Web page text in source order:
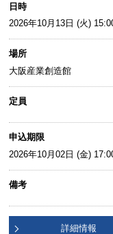
日時
2026年10月13日 (火)
場所
大阪産業創造館
定員
申込期限
2026年10月02日 (金)
備考
詳細情報